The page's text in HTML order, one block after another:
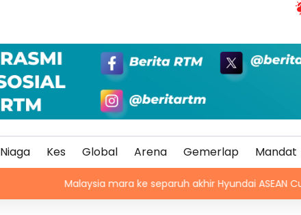
Niaga Kes Global Arena Gemerlap Mandat
Malaysia mara ke separuh akhir Hyundai ASEAN Cup